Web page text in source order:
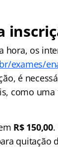
hora, os
exames/
é
como
R$ 150,00.
quitação